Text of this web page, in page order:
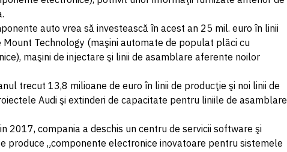
auto vrea să investească în acest an 25 mil. euro în linii
Technology (maşini automate de populat plăci cu
maşini de injectare şi linii de asamblare aferente noilor
trecut 13,8 milioane de euro în linii de producţie şi noi linii de
Audi şi extinderi de capacitate pentru liniile de asamblare
2017, compania a deschis un centru de servicii software şi
produce „componente electronice inovatoare pentru sistemele